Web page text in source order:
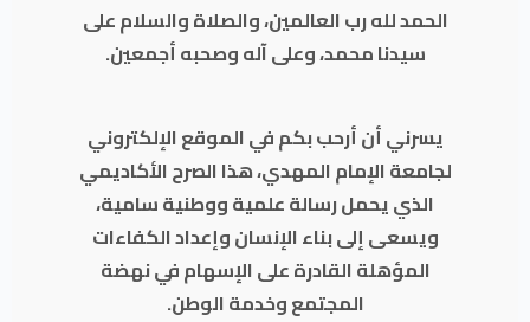
الحمد لله رب العالمين، والصلاة والسلام على
سيدنا محمد، وعلى آله وصحبه أجمعين.
يسرني أن أرحب بكم في الموقع الإلكتروني
لجامعة الإمام المهدي، هذا الصرح الأكاديمي
الذي يحمل رسالة علمية ووطنية سامية،
ويسعى إلى بناء الإنسان وإعداد الكفاءات
المؤهلة القادرة على الإسهام في نهضة
المجتمع وخدمة الوطن.